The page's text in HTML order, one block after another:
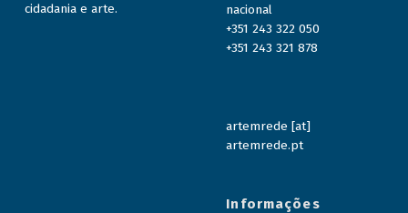
cidadania e arte.
nacional
+351 243 322 050
+351 243 321 878
artemrede [at]
artemrede.pt
Informações